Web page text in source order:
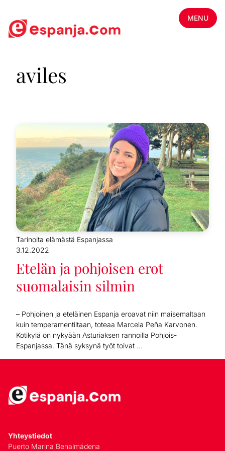
MENU
aviles
Tarinoita elämästä Espanjassa
3.12.2022
Etelän ja pohjoisen erot
suomalaisin silmin
– Pohjoinen ja eteläinen Espanja eroavat niin maisemaltaan
kuin temperamentiltaan, toteaa Marcela Peña Karvonen.
Kotikylä on nykyään Asturiaksen rannoilla Pohjois-
Espanjassa. Tänä syksynä työt toivat ...
Yhteystiedot
Puerto Marina Benalmádena